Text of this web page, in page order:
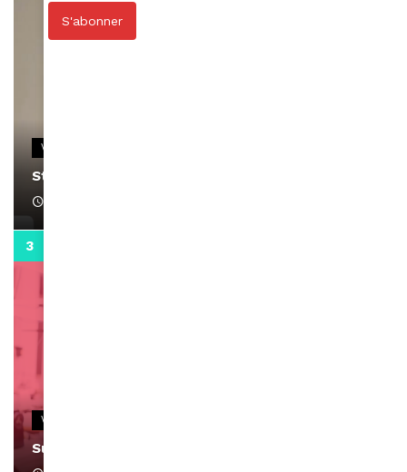
VIDEOS
Stacy passe un message
VIDEOS
Support Black Business Wee-kend
S'abonner